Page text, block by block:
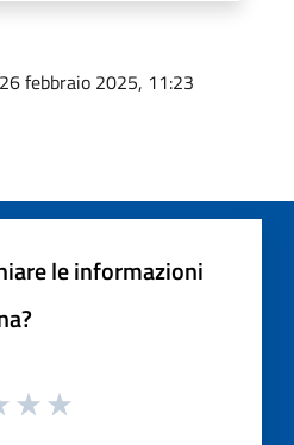
febbraio 2025, 11:23
le informazioni